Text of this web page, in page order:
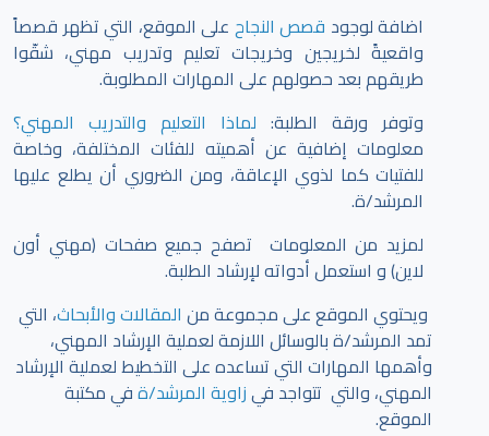
اضافة لوجود قصص النجاح على الموقع، التي تظهر قصصاً
واقعيةً لخريجين وخريجات تعليم وتدريب مهني، شقّوا
طريقهم بعد حصولهم على المهارات المطلوبة.
وتوفر ورقة الطلبة: لماذا التعليم والتدريب المهني؟
معلومات إضافية عن أهميته للفئات المختلفة، وخاصة
للفتيات كما لذوي الإعاقة، ومن الضروري أن يطلع عليها
المرشد/ة.
لمزيد من المعلومات تصفح جميع صفحات (مهني أون
لاين) و استعمل أدواته لإرشاد الطلبة.
ويحتوي الموقع على مجموعة من المقالات والأبحاث، التي
تمد المرشد/ة بالوسائل اللازمة لعملية الإرشاد المهني،
وأهمها المهارات التي تساعده على التخطيط لعملية الإرشاد
المهني، والتي تتواجد فيزاوية المرشد/ةفي مكتبة
الموقع.